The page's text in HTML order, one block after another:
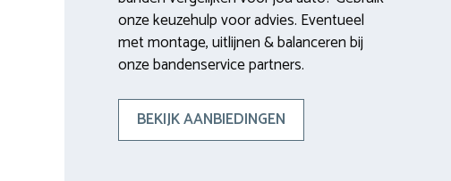
onze keuzehulp voor advies. Eventueel
met montage, uitlijnen & balanceren bij
onze bandenservice partners.
BEKIJK AANBIEDINGEN